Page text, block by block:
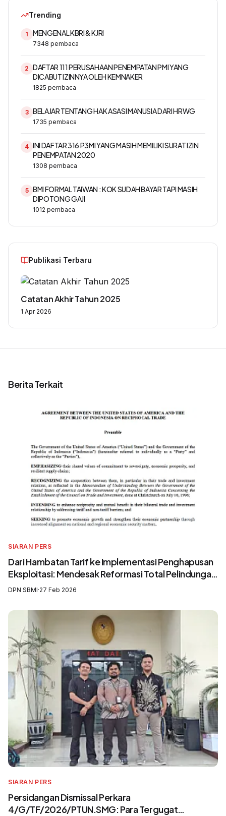
Trending
1 MENGENAL KBRI & KJRI
7348 pembaca
2 DAFTAR 111 PERUSAHAAN PENEMPATAN PMI YANG
DICABUT IZINNYA OLEH KEMNAKER
1825 pembaca
3 BELAJAR TENTANG HAK ASASI MANUSIA DARI HRWG
1735 pembaca
4 INI DAFTAR 316 P3MI YANG MASIH MEMILIKI SURAT IZIN
PENEMPATAN 2020
1308 pembaca
5 BMI FORMAL TAIWAN : KOK SUDAH BAYAR TAPI MASIH
DIPOTONG GAJI
1012 pembaca
Publikasi Terbaru
Catatan Akhir Tahun 2025
1 Apr 2026
Berita Terkait
SIARAN PERS
Dari Hambatan Tarif ke Implementasi Penghapusan
Eksploitasi: Mendesak Reformasi Total Pelindungan
Awak Kapal Perikanan
DPN SBMI·27 Feb 2026
SIARAN PERS
Persidangan Dismissal Perkara
4/G/TF/2026/PTUN.SMG: Para Tergugat